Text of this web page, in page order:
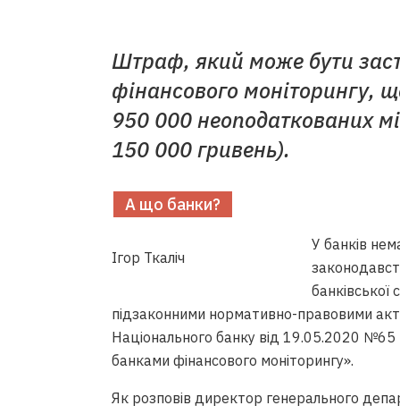
Штраф, який може бути
фінансового моніторингу,
950 000 неоподаткованих
150 000 гривень).
А що банки?
Ігор Ткаліч
У банків
банківської
підзаконними нормативно-правовими
Національного банку від 19.05.2020
банками фінансового моніторингу».
Як розповів директор генерального